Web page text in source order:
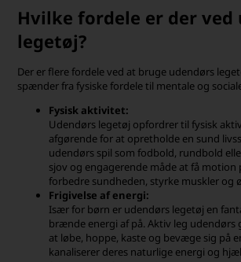
Hvilke fordele er der ved
legetøj?
Der er flere fordele ved at bruge udendørs
spænder fra fysiske fordele til mentale og
Fysisk aktivitet:
Udendørs legetøj opfordrer til fysisk
afgørende for at opretholde en sund
udendørs spil som fodbold, rundbold
sjov og engagerende måde at få motion
forbedre sundheden, styrke muskler og
Frigivelse af energi:
Især for børn er udendørs legetøj en
brænde energi af på. Aktiv leg udendørs
at løbe, hoppe, kaste og bevæge sig på
kanaliserer deres naturlige energi og